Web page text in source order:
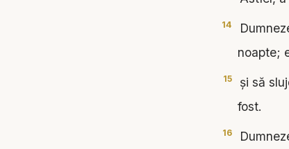
14
noapte;
15
şi să
fost.
16